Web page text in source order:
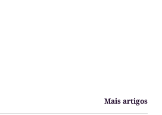
Mais artigos